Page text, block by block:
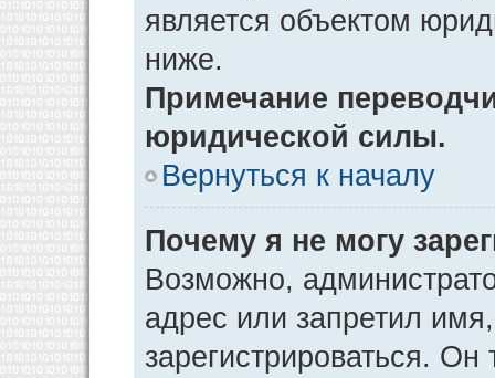
является объектом
ниже.
Примечание
юридической силы.
Вернуться к началу
Почему я не могу
Возможно,
адрес или запретил
зарегистрироваться.